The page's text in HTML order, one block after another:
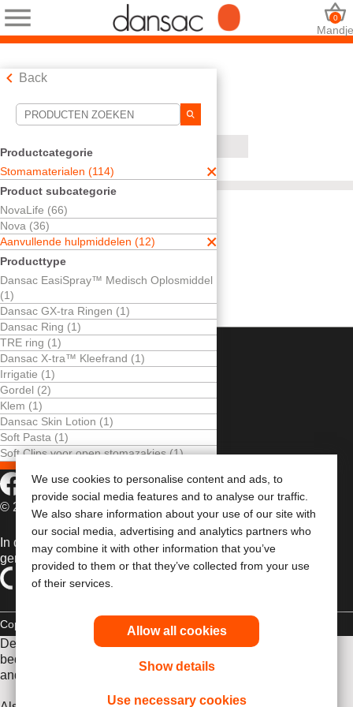
We use cookies to personalise content and ads, to
provide social media features and to analyse our traffic.
We also share information about your use of our site with
our social media, advertising and analytics partners who
may combine it with other information that you’ve
provided to them or that they’ve collected from your use
of their services.
Allow all cookies
Show details
Use necessary cookies
Mandje
0
Back
Productcategorie
Stomamaterialen (114)
Product subcategorie
NovaLife (66)
Nova (36)
Aanvullende hulpmiddelen (12)
Producttype
Dansac EasiSpray™ Medisch Oplosmiddel
(1)
Dansac GX-tra Ringen (1)
Dansac Ring (1)
TRE ring (1)
Dansac X-tra™ Kleefrand (1)
Irrigatie (1)
Gordel (2)
Klem (1)
Dansac Skin Lotion (1)
Soft Pasta (1)
Soft Clips voor open stomazakjes (1)
Hulpmiddelen voor zoekopdrachten
Uw selecties:
Stomamaterialen
Aanvullende hulpmiddelen
Dansac Skin Crème
Uw selectie komt overeen met0resultaten
Sorteren op:
LEVEN MET EEN STOMA
VOOR PROFESSIONALS
PRODUCTEN
OVER ONS
NEEM CONTACT MET ONS OP
© 2026 Dansac A/S. Alle rechten voorbehouden.
In de EU verkochte medische hulpmiddelen dienen
gemarkeerd te zijn met een van de volgende symbolen
Copyrightverklaring Privacybeleid Gebruik van cookies
De verstrekte informatie is geen medisch advies en is niet
bedoeld als vervanging voor het advies van uw eigen arts of
andere zorgverlener.